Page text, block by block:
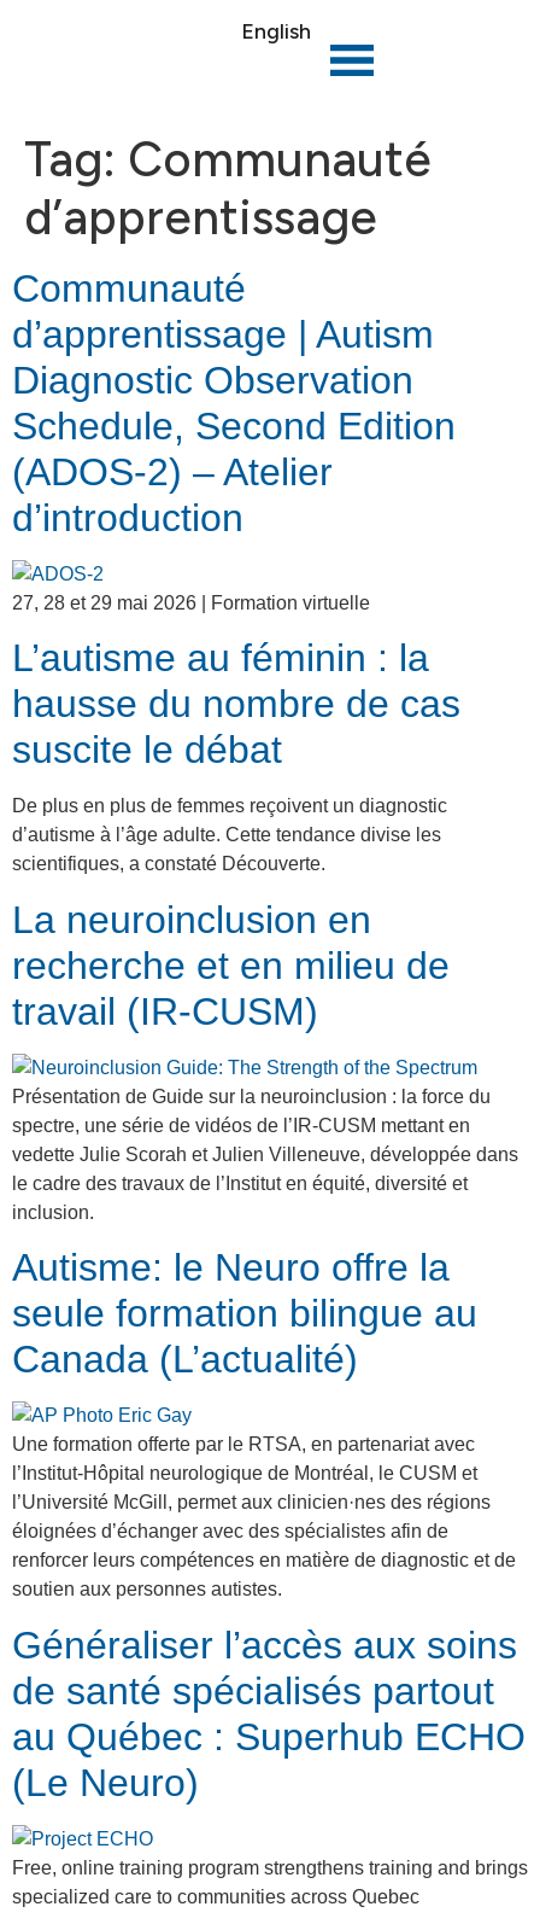
English
Tag: Communauté
d’apprentissage
Communauté
d’apprentissage | Autism
Diagnostic Observation
Schedule, Second Edition
(ADOS-2) – Atelier
d’introduction
27, 28 et 29 mai 2026 | Formation virtuelle
L’autisme au féminin : la
hausse du nombre de cas
suscite le débat
De plus en plus de femmes reçoivent un diagnostic
d’autisme à l’âge adulte. Cette tendance divise les
scientifiques, a constaté Découverte.
La neuroinclusion en
recherche et en milieu de
travail (IR-CUSM)
Présentation de Guide sur la neuroinclusion : la force du
spectre, une série de vidéos de l’IR-CUSM mettant en
vedette Julie Scorah et Julien Villeneuve, développée dans
le cadre des travaux de l’Institut en équité, diversité et
inclusion.
Autisme: le Neuro offre la
seule formation bilingue au
Canada (L’actualité)
Une formation offerte par le RTSA, en partenariat avec
l’Institut-Hôpital neurologique de Montréal, le CUSM et
l’Université McGill, permet aux clinicien·nes des régions
éloignées d’échanger avec des spécialistes afin de
renforcer leurs compétences en matière de diagnostic et de
soutien aux personnes autistes.
Généraliser l’accès aux soins
de santé spécialisés partout
au Québec : Superhub ECHO
(Le Neuro)
Free, online training program strengthens training and brings
specialized care to communities across Quebec